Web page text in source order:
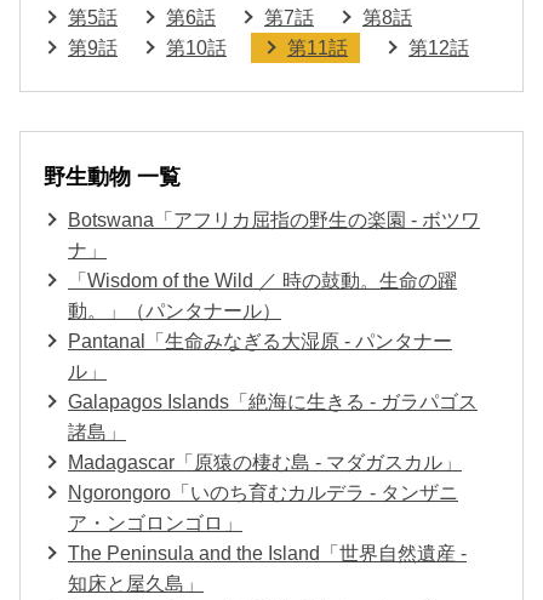
第5話
第6話 第7話
第8話
第9話
第10話 第11話 第12話
野生動物 一覧
Botswana「アフリカ屈指の野生の楽園 - ボツワ
ナ」
「Wisdom of the Wild ／ 時の鼓動。生命の躍
動。」（パンタナール）
Pantanal「生命みなぎる大湿原 - パンタナー
ル」
Galapagos Islands「絶海に生きる - ガラパゴス
諸島」
Madagascar「原猿の棲む島 - マダガスカル」
Ngorongoro「いのち育むカルデラ - タンザニ
ア・ンゴロンゴロ」
The Peninsula and the Island「世界自然遺産 -
知床と屋久島」